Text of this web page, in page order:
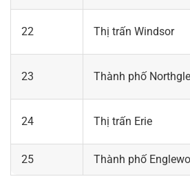
22 Thị trấn Windsor
23 Thành phố
24 Thị trấn Erie
25 Thành phố